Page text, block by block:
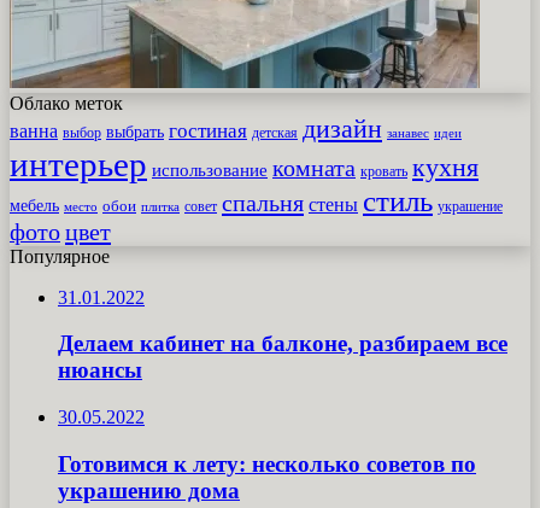
Облако меток
ванна выбор выбрать гостиная детская дизайн занавес идеи
интерьер использование комната кровать кухня
мебель место обои плитка совет спальня стены стиль украшение
фотоцвет
Популярное
31.01.2022
Делаем кабинет на балконе, разбираем все
нюансы
30.05.2022
Готовимся к лету: несколько советов по
украшению дома